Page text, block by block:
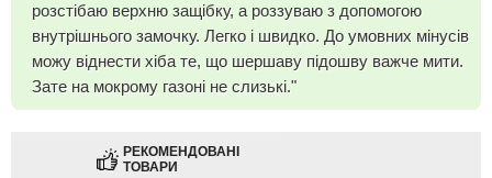
розстібаю верхню защібку, а роззуваю з допомогою
внутрішнього замочку. Легко і швидко. До умовних мінусів
можу віднести хіба те, що шершаву підошву важче мити.
Зате на мокрому газоні не слизькі."
РЕКОМЕНДОВАНІ
ТОВАРИ